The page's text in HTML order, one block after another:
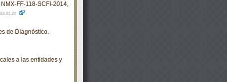
FF-118-SCFI-2014,
01-23
de Diagnóstico.
a las entidades y